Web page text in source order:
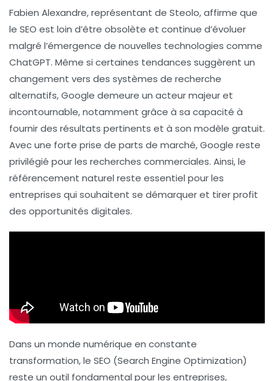
Fabien Alexandre, représentant de Steolo, affirme que
le SEO est loin d’être obsolète et continue d’évoluer
malgré l’émergence de nouvelles technologies comme
ChatGPT. Même si certaines tendances suggèrent un
changement vers des systèmes de recherche
alternatifs,Google demeure un acteur majeur et
incontournable, notamment grâce à sa capacité à
fournir des résultats pertinents et à son modèle gratuit.
Avec une forte prise de parts de marché,Google reste
privilégié pour les recherches commerciales. Ainsi, le
référencement naturel reste essentiel pour les
entreprises qui souhaitent se démarquer et tirer profit
des opportunités digitales.
Dans un monde numérique en constante
transformation, le SEO (Search Engine Optimization)
reste un outil fondamental pour les entreprises,